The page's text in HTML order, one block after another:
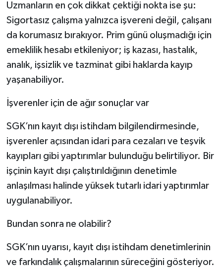
Uzmanların en çok dikkat çektiği nokta ise şu:
Sigortasız çalışma yalnızca işvereni değil, çalışanı
da korumasız bırakıyor. Prim günü oluşmadığı için
emeklilik hesabı etkileniyor; iş kazası, hastalık,
analık, işsizlik ve tazminat gibi haklarda kayıp
yaşanabiliyor.
İşverenler için de ağır sonuçlar var
SGK’nın kayıt dışı istihdam bilgilendirmesinde,
işverenler açısından idari para cezaları ve teşvik
kayıpları gibi yaptırımlar bulunduğu belirtiliyor. Bir
işçinin kayıt dışı çalıştırıldığının denetimle
anlaşılması halinde yüksek tutarlı idari yaptırımlar
uygulanabiliyor.
Bundan sonra ne olabilir?
SGK’nın uyarısı, kayıt dışı istihdam denetimlerinin
ve farkındalık çalışmalarının süreceğini gösteriyor.